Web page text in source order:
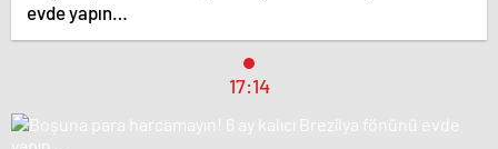
evde yapın…
17:14